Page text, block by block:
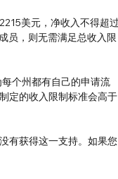
美元，净收入不得超过
员，则无需满足总收入限
个州都有自己的申请流
定的收入限制标准会高于
有获得这一支持。如果您